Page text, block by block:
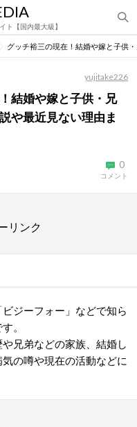
ト【国内最大級】
グッチ裕三の現在！結婚や嫁と子供
yujitake226
結婚や嫁と子供・兄
や最近見ない理由ま
0
コメント
リンク
ジーフォー」などで知ら
。
兄弟などの家族、結婚し
の噂や現在の活動などに